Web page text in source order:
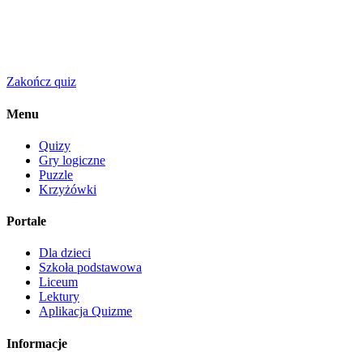
Zakończ quiz
Menu
Quizy
Gry logiczne
Puzzle
Krzyżówki
Portale
Dla dzieci
Szkoła podstawowa
Liceum
Lektury
Aplikacja Quizme
Informacje